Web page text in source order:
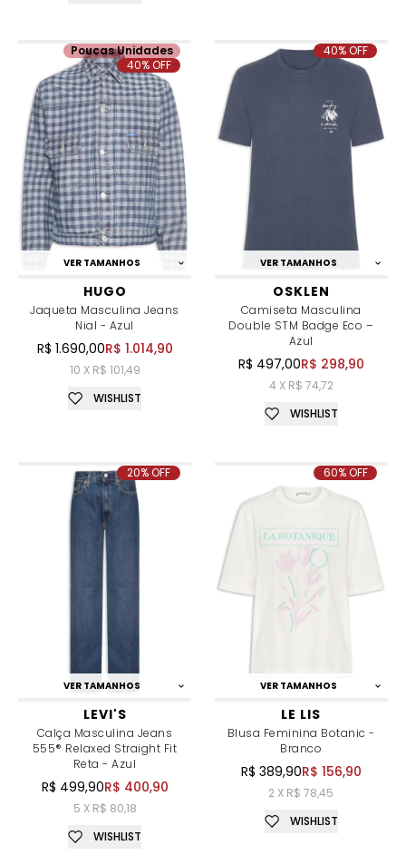
VER TAMANHOS
HUGO
Jaqueta Masculina Jeans
Nial - Azul
R$ 1.690,00R$ 1.014,90
10 X R$ 101,49
Poucas Unidades
40% OFF
WISHLIST
VER TAMANHOS
OSKLEN
Camiseta Masculina
Double STM Badge Eco –
Azul
R$ 497,00R$ 298,90
4 X R$ 74,72
40% OFF
WISHLIST
VER TAMANHOS
LEVI'S
Calça Masculina Jeans
555® Relaxed Straight Fit
Reta - Azul
R$ 499,90R$ 400,90
5 X R$ 80,18
20% OFF
WISHLIST
VER TAMANHOS
LE LIS
Blusa Feminina Botanic -
Branco
R$ 389,90R$ 156,90
2 X R$ 78,45
60% OFF
WISHLIST